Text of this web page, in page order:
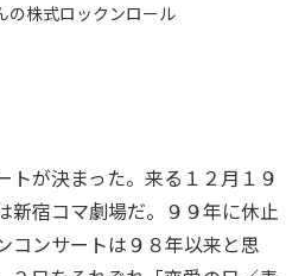
の株式ロックンロール
が決まった。来る１２月１９
新宿コマ劇場だ。９９年に休止
コンサートは９８年以来と思